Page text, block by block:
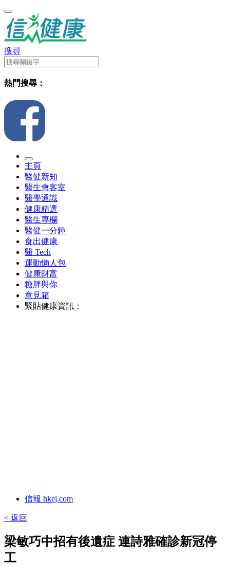
搜尋
熱門搜尋：
主頁
醫健新知
醫生會客室
醫學通識
健康精選
醫生專欄
醫健一分鐘
食出健康
醫 Tech
運動懶人包
健康財富
糖胖與你
意見箱
緊貼健康資訊：
信報 hkej.com
< 返回
梁敏巧中招有後遺症 連詩雅確診新冠停
工